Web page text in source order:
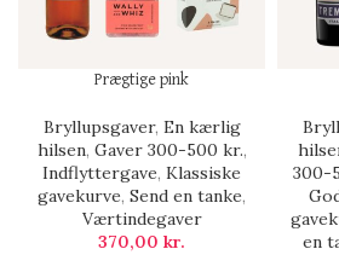
Prægtige pink
Bryllupsgaver, En kærlig
hilsen, Gaver 300-500 kr.,
Indflyttergave, Klassiske
gavekurve, Send en tanke,
Værtindegaver
370,00 kr.
300-
en